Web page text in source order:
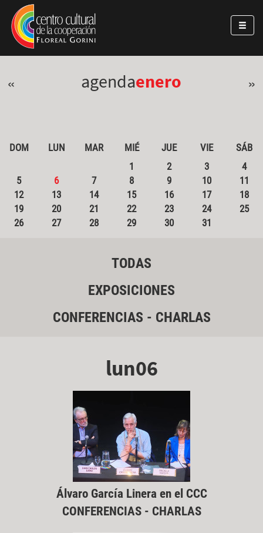
Pasar al contenido principal
Jump to main content
« agendaenero »
DOM LUN MAR MIÉ JUE VIE
SÁB
1
2 3
4
5
6 7 8 9 10
11
12
13 14 15 16 17
18
19
20 21 22 23 24
25
26
27 28 29 30 31
TODAS
EXPOSICIONES
CONFERENCIAS - CHARLAS
lun06
Álvaro García Linera en el CCC
CONFERENCIAS - CHARLAS